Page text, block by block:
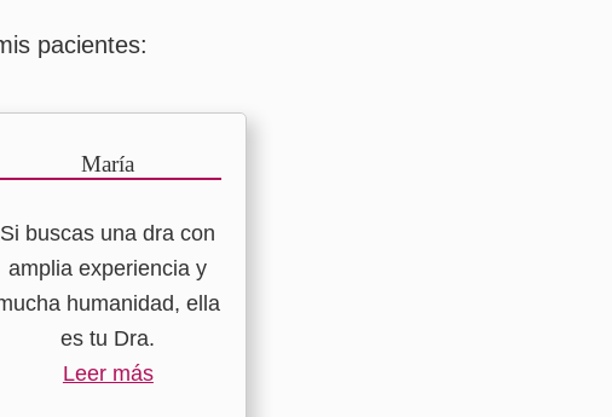
pacientes:
María
Si buscas una dra con
amplia experiencia y
humanidad, ella
es tu Dra.
Leer más